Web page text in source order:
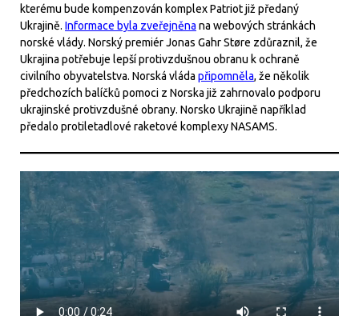
kterému bude kompenzován komplex Patriot již předaný
Ukrajině. Informace byla zveřejněna na webových stránkách
norské vlády. Norský premiér Jonas Gahr Støre zdůraznil, že
Ukrajina potřebuje lepší protivzdušnou obranu k ochraně
civilního obyvatelstva. Norská vláda připomněla, že několik
předchozích balíčků pomoci z Norska již zahrnovalo podporu
ukrajinské protivzdušné obrany. Norsko Ukrajině například
předalo protiletadlové raketové komplexy NASAMS.